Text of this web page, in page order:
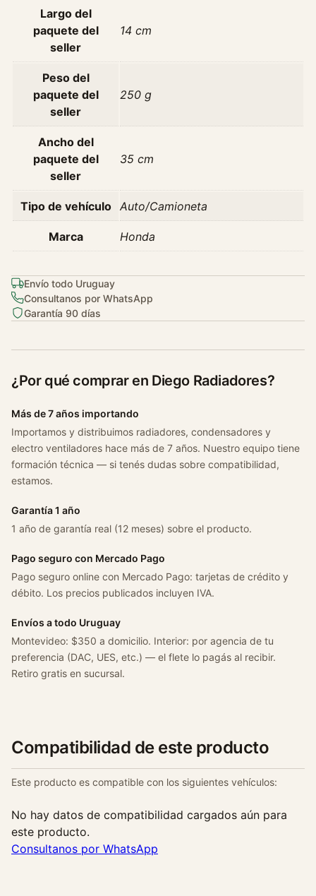
Largo del
paquete del
seller
14 cm
Peso del
paquete del
seller
250 g
Ancho del
paquete del
seller
35 cm
Tipo de vehículo Auto/Camioneta
Marca Honda
Envío todo Uruguay
Consultanos por WhatsApp
Garantía 90 días
¿Por qué comprar en Diego Radiadores?
Más de 7 años importando
Importamos y distribuimos radiadores, condensadores y
electro ventiladores hace más de 7 años. Nuestro equipo tiene
formación técnica — si tenés dudas sobre compatibilidad,
estamos.
Garantía 1 año
1 año de garantía real (12 meses) sobre el producto.
Pago seguro con Mercado Pago
Pago seguro online con Mercado Pago: tarjetas de crédito y
débito. Los precios publicados incluyen IVA.
Envíos a todo Uruguay
Montevideo: $350 a domicilio. Interior: por agencia de tu
preferencia (DAC, UES, etc.) — el flete lo pagás al recibir.
Retiro gratis en sucursal.
Compatibilidad de este producto
Este producto es compatible con los siguientes vehículos:
No hay datos de compatibilidad cargados aún para
este producto.
Consultanos por WhatsApp